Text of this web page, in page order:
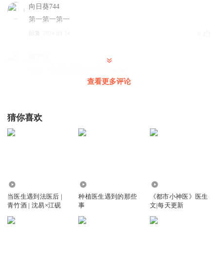
向日葵744
第一第一第一
回复
哇，今天还有更新
查看更多评论
猜你喜欢
当医生遇到法医后 |
青竹酒 | 沈易×江砚
种植医生遇到的那些
事
《都市小神医》医生
文|每天更新